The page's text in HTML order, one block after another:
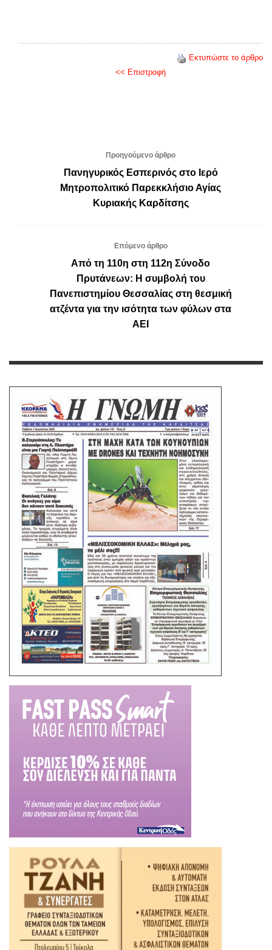
Εκτυπώστε το άρθρο
<< Επιστροφή
Προηγούμενο άρθρο
Πανηγυρικός Εσπερινός στο Ιερό
Μητροπολιτικό Παρεκκλήσιο Αγίας
Κυριακής Καρδίτσης
Επόμενο άρθρο
Από τη 110η στη 112η Σύνοδο
Πρυτάνεων: Η συμβολή του
Πανεπιστημίου Θεσσαλίας στη θεσμική
ατζέντα για την ισότητα των φύλων στα
ΑΕΙ